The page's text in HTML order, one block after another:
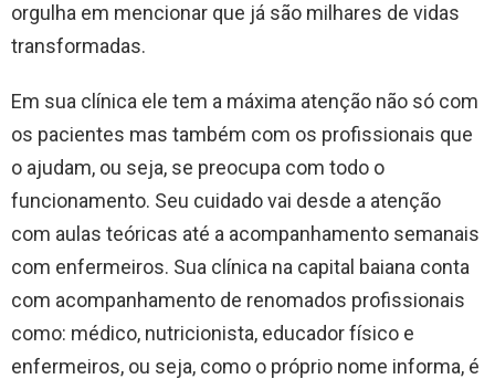
orgulha em mencionar que já são milhares de vidas
transformadas.
​Em sua clínica ele tem a máxima atenção não só com
os pacientes mas também com os profissionais que
o ajudam, ou seja, se preocupa com todo o
funcionamento. Seu cuidado vai desde a atenção
com aulas teóricas até a acompanhamento semanais
com enfermeiros. Sua clínica na capital baiana conta
com acompanhamento de renomados profissionais
como: médico, nutricionista, educador físico e
enfermeiros, ou seja, como o próprio nome informa, é